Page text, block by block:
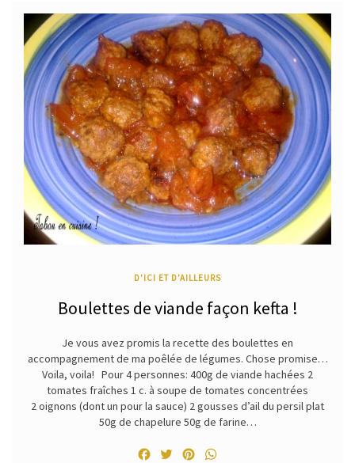
D'ICI ET D'AILLEURS
Boulettes de viande façon kefta !
Je vous avez promis la recette des boulettes en
accompagnement de ma poêlée de légumes. Chose promise…
Voila, voila! Pour 4 personnes: 400g de viande hachées 2
tomates fraîches 1 c. à soupe de tomates concentrées
2 oignons (dont un pour la sauce) 2 gousses d’ail du persil plat
50g de chapelure 50g de farine…
FacebookTwitterPinterest